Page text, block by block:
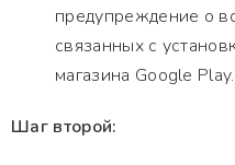
предупреждение о
связанных с
магазина Google Play.
Шаг второй: